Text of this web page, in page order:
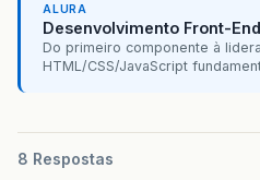
ALURA
Desenvolvimento Front-
Do primeiro componente à
HTML/CSS/JavaScript
8 Respostas